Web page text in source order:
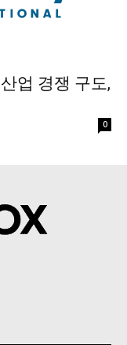
업 경쟁 구도,
0